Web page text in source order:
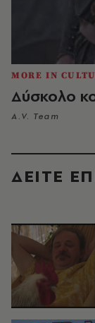
MORE IN
Δύσκολο
A.V. Team
ΔΕΙΤΕ